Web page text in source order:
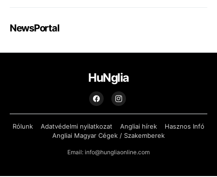
NewsPortal
HuNglia
Rólunk Adatvédelmi nyilatkozat Angliai hírek
Hasznos Infó
Angliai Magyar Cégek / Szakemberek
Email: info@hungliaonline.com